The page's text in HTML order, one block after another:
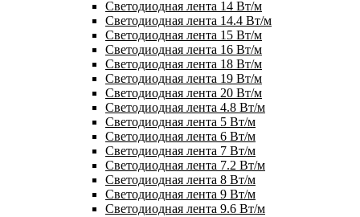
Светодиодная лента 14 Вт/м
Светодиодная лента 14.4 Вт/м
Светодиодная лента 15 Вт/м
Светодиодная лента 16 Вт/м
Светодиодная лента 18 Вт/м
Светодиодная лента 19 Вт/м
Светодиодная лента 20 Вт/м
Светодиодная лента 4.8 Вт/м
Светодиодная лента 5 Вт/м
Светодиодная лента 6 Вт/м
Светодиодная лента 7 Вт/м
Светодиодная лента 7.2 Вт/м
Светодиодная лента 8 Вт/м
Светодиодная лента 9 Вт/м
Светодиодная лента 9.6 Вт/м